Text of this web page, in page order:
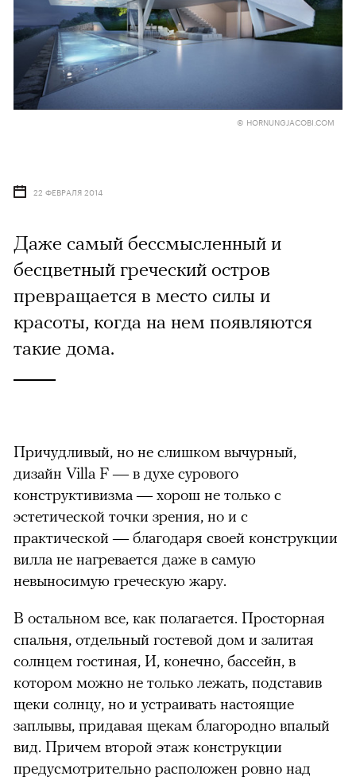
© HORNUNGJACOBI.COM
22 ФЕВРАЛЯ 2014
Даже самый бессмысленный и
бесцветный греческий остров
превращается в место силы и
красоты, когда на нем появляются
такие дома.
Причудливый, но не слишком вычурный,
дизайн Villa F — в духе сурового
конструктивизма — хорош не только с
эстетической точки зрения, но и с
практической — благодаря своей конструкции
вилла не нагревается даже в самую
невыносимую греческую жару.
В остальном все, как полагается. Просторная
спальня, отдельный гостевой дом и залитая
солнцем гостиная, И, конечно, бассейн, в
котором можно не только лежать, подставив
щеки солнцу, но и устраивать настоящие
заплывы, придавая щекам благородно впалый
вид. Причем второй этаж конструкции
предусмотрительно расположен ровно над